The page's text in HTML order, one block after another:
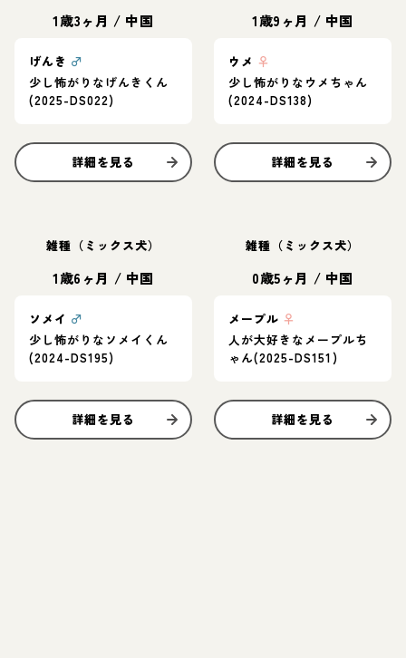
1歳3ヶ月 / 中国
げんき ♂
少し怖がりなげんきくん
(2025-DS022)
詳細を見る
1歳9ヶ月 / 中国
ウメ ♀
少し怖がりなウメちゃん
(2024-DS138)
詳細を見る
雑種（ミックス犬）
1歳6ヶ月 / 中国
ソメイ ♂
少し怖がりなソメイくん
(2024-DS195)
詳細を見る
雑種（ミックス犬）
0歳5ヶ月 / 中国
メープル ♀
人が大好きなメープルち
ゃん(2025-DS151)
詳細を見る